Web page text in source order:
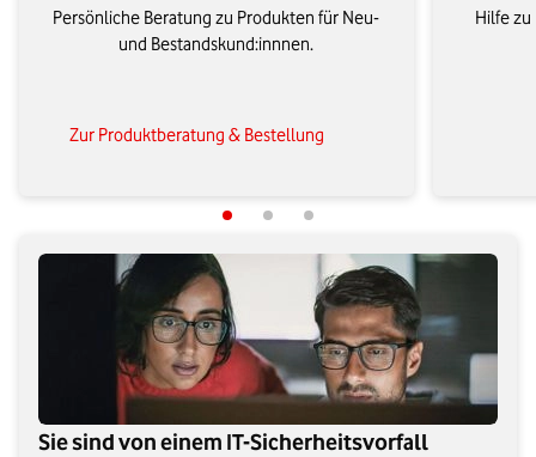
Persönliche Beratung zu Produkten für Neu-
und Bestandskund:innnen.
Zur Produktberatung & Bestellung
Hilfe
Sie sind von einem IT-Sicherheitsvorfall